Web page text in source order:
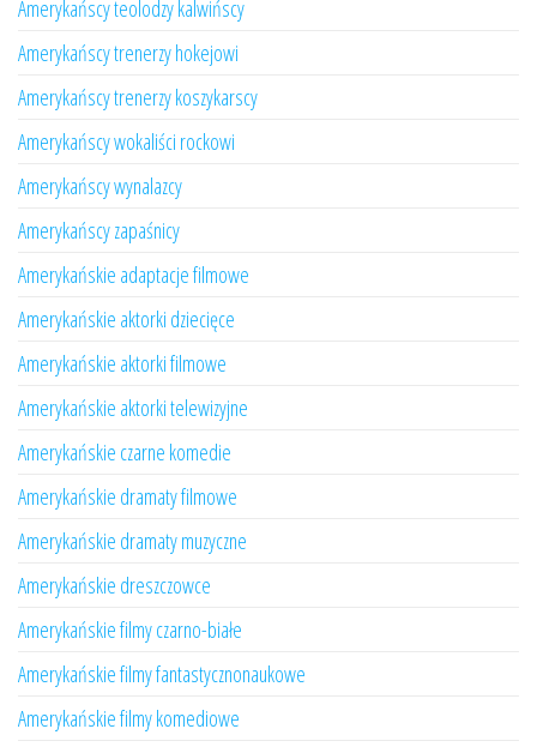
Amerykańscy teolodzy kalwińscy
Amerykańscy trenerzy hokejowi
Amerykańscy trenerzy koszykarscy
Amerykańscy wokaliści rockowi
Amerykańscy wynalazcy
Amerykańscy zapaśnicy
Amerykańskie adaptacje filmowe
Amerykańskie aktorki dziecięce
Amerykańskie aktorki filmowe
Amerykańskie aktorki telewizyjne
Amerykańskie czarne komedie
Amerykańskie dramaty filmowe
Amerykańskie dramaty muzyczne
Amerykańskie dreszczowce
Amerykańskie filmy czarno-białe
Amerykańskie filmy fantastycznonaukowe
Amerykańskie filmy komediowe